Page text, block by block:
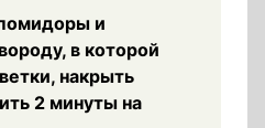
и
в которой
накрыть
2 минуты на